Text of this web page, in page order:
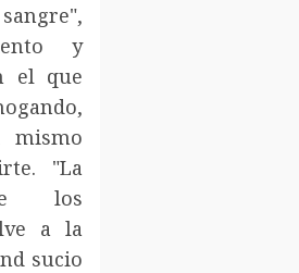
y
el que
mismo
"La
los
a la
sucio